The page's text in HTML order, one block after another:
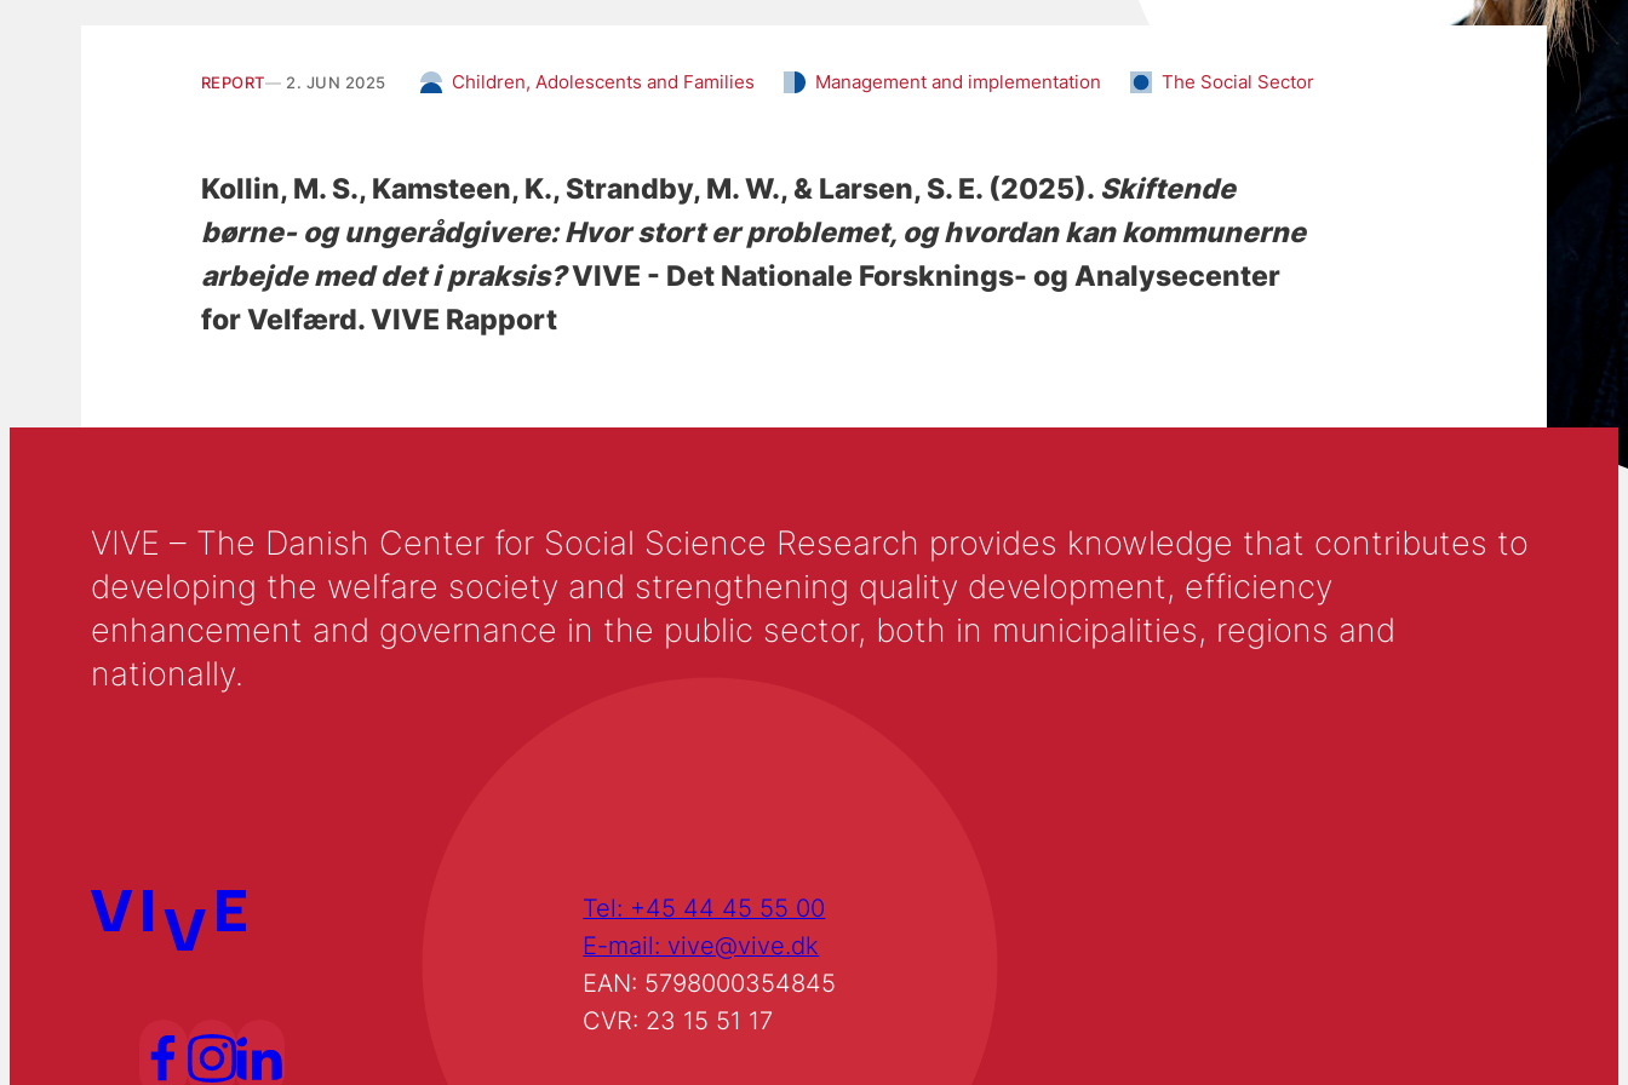
REPORT 2. JUN 2025 Children, Adolescents and Families Management and implementation The Social Sector
Kollin, M. S., Kamsteen, K., Strandby, M. W., & Larsen, S. E.(2025). Skiftende
børne- og ungerådgivere: Hvor stort er problemet, og hvordan kan kommunerne
arbejde med det i praksis?VIVE - Det Nationale Forsknings- og Analysecenter
for Velfærd. VIVE Rapport
VIVE – The Danish Center for Social Science Research provides knowledge that contributes to
developing the welfare society and strengthening quality development, efficiency
enhancement and governance in the public sector, both in municipalities, regions and
nationally.
Tel: +45 44 45 55 00
E-mail: vive@vive.dk
EAN: 5798000354845
CVR: 23 15 51 17